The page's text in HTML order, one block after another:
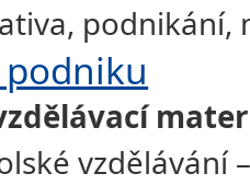
vzdělávání